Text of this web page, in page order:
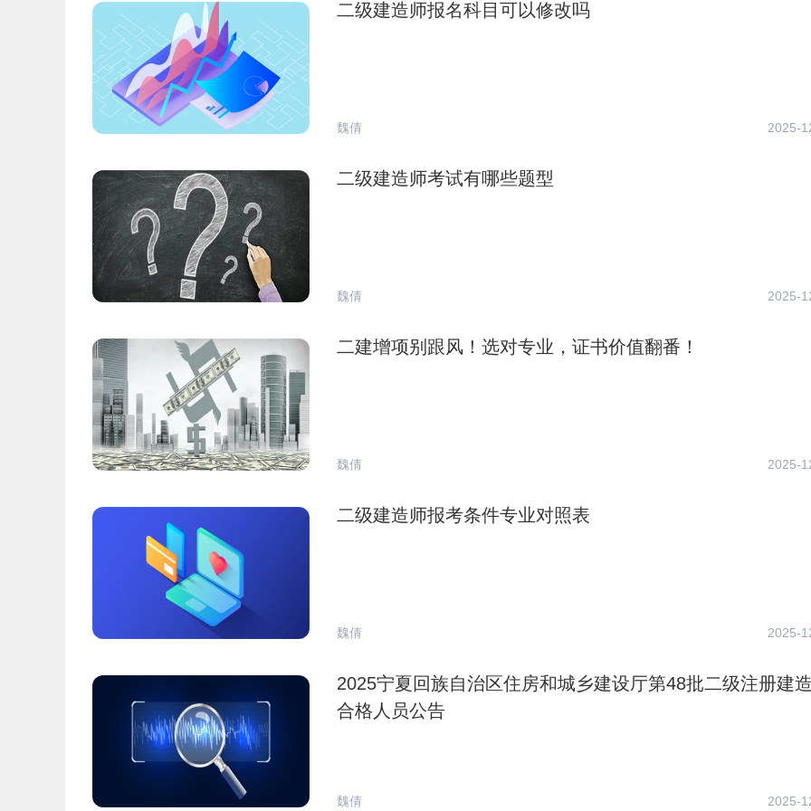
二级建造师报名科目可以修改吗
魏倩 2025-
二级建造师考试有哪些题型
魏倩 2025-
二建增项别跟风！选对专业，证书价值翻番！
魏倩 2025-
二级建造师报考条件专业对照表
魏倩 2025-
2025宁夏回族自治区住房和城乡建设厅第48批二级注册建
合格人员公告
魏倩 2025-